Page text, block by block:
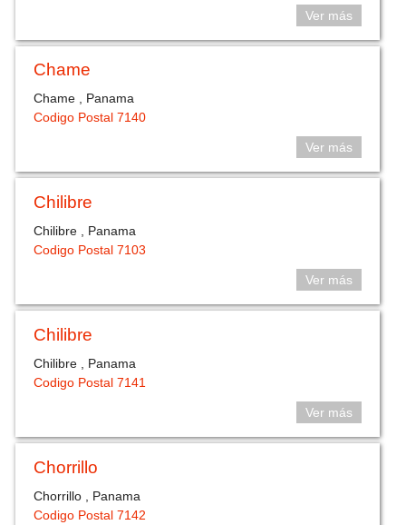
Ver más
Chame
Chame , Panama
Codigo Postal 7140
Ver más
Chilibre
Chilibre , Panama
Codigo Postal 7103
Ver más
Chilibre
Chilibre , Panama
Codigo Postal 7141
Ver más
Chorrillo
Chorrillo , Panama
Codigo Postal 7142